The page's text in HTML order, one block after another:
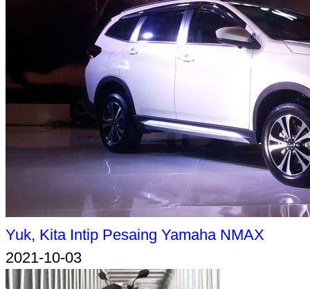
Yuk, Kita Intip Pesaing Yamaha NMAX
2021-10-03